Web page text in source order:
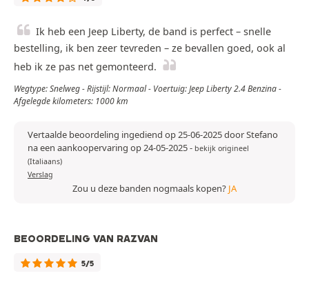
Ik heb een Jeep Liberty, de band is perfect – snelle
bestelling, ik ben zeer tevreden – ze bevallen goed, ook al
heb ik ze pas net gemonteerd.
Wegtype: Snelweg - Rijstijl: Normaal - Voertuig: Jeep Liberty 2.4 Benzina -
Afgelegde kilometers: 1000 km
Vertaalde beoordeling ingediend op 25-06-2025 door Stefano
na een aankoopervaring op 24-05-2025- bekijk origineel
(Italiaans)
Verslag
Zou u deze banden nogmaals kopen? JA
BEOORDELING VAN RAZVAN
5/5